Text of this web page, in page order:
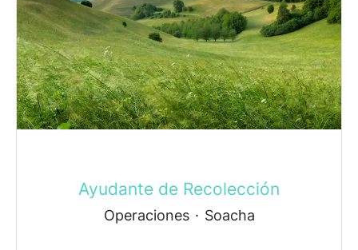
Ayudante de Recolección
Operaciones · Soacha